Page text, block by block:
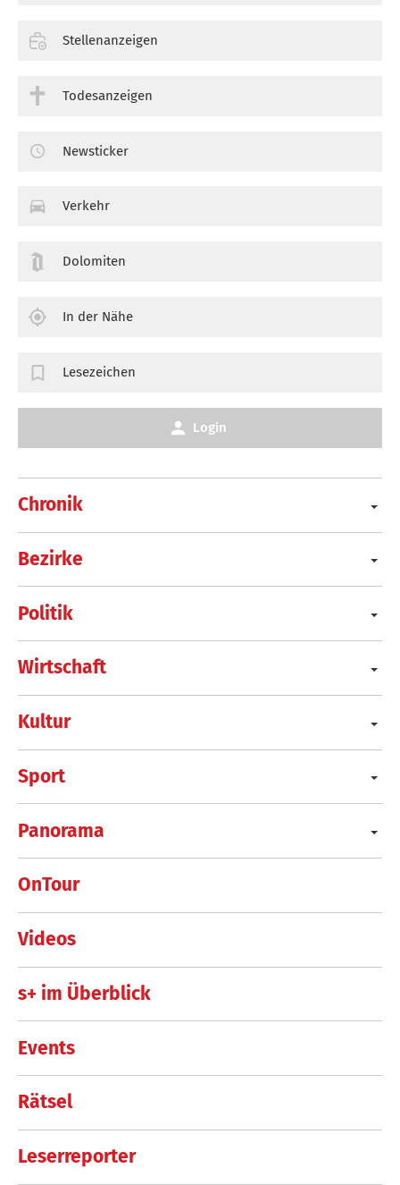
Chronik
Bezirke
Politik
Wirtschaft
Kultur
Sport
Panorama
OnTour
Videos
s+ im Überblick
Events
Rätsel
Leserreporter
Stellenanzeigen
Todesanzeigen
Newsticker
Verkehr
Dolomiten
In der Nähe
Lesezeichen
Login